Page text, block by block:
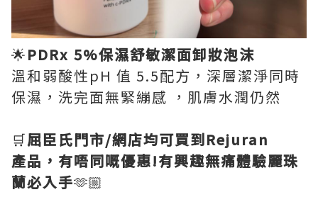
🌟PDRx 5%保濕舒敏潔面卸妝泡沫
溫和弱酸性pH 值 5.5配方，深層潔淨同時
保濕，洗完面無緊繃感 ，肌膚水潤仍然
🛒屈臣氏門市/網店均可買到Rejuran
產品，有唔同嘅優惠!有興趣無痛體驗麗珠
蘭必入手🫶🏼